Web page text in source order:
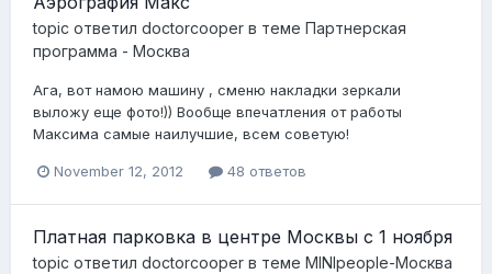
topic ответил doctorcooper в теме Партнерская
программа - Москва
Ага, вот намою машину , сменю накладки зеркали
выложу еще фото!)) Вообще впечатления от работы
Максима самые наилучшие, всем советую!
November 12, 2012 48 ответов
Платная парковка в центре Москвы с 1 ноября
topic ответил doctorcooper в теме MINIpeople-Москва